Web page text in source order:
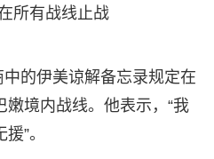
所有战线止战
的伊美谅解备忘录规定在
境内战线。他表示，“我
”。